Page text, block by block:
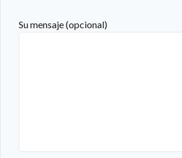
Su mensaje (opcional)